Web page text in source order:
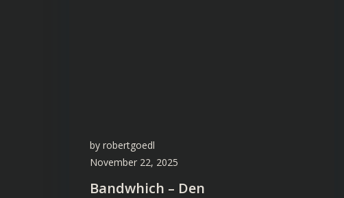
by robertgoedl
November 22, 2025
Bandwhich – Den